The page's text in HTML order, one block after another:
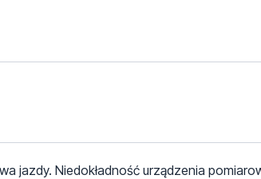
jazdy. Niedokładność urządzenia